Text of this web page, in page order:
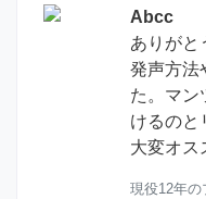
Abcc
ありがと
発声方法
た。マン
けるのと
大変オス
現役12年の